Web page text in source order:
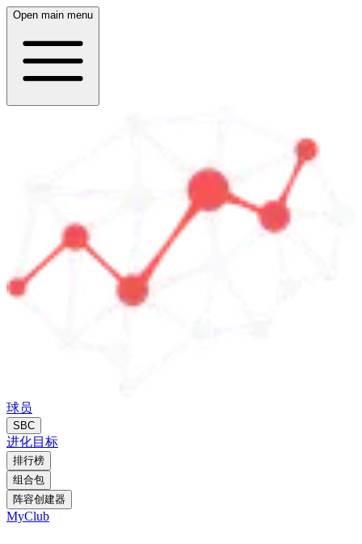
Open main menu
球员
SBC
进化目标
排行榜
组合包
阵容创建器
MyClub